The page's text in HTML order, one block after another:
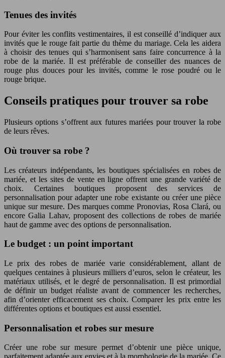
Tenues des invités
Pour éviter les conflits vestimentaires, il est conseillé d’indiquer aux
invités que le rouge fait partie du thème du mariage. Cela les aidera
à choisir des tenues qui s’harmonisent sans faire concurrence à la
robe de la mariée. Il est préférable de conseiller des nuances de
rouge plus douces pour les invités, comme le rose poudré ou le
rouge brique.
Conseils pratiques pour trouver sa robe
Plusieurs options s’offrent aux futures mariées pour trouver la robe
de leurs rêves.
Où trouver sa robe ?
Les créateurs indépendants, les boutiques spécialisées en robes de
mariée, et les sites de vente en ligne offrent une grande variété de
choix. Certaines boutiques proposent des services de
personnalisation pour adapter une robe existante ou créer une pièce
unique sur mesure. Des marques comme Pronovias, Rosa Clará, ou
encore Galia Lahav, proposent des collections de robes de mariée
haut de gamme avec des options de personnalisation.
Le budget : un point important
Le prix des robes de mariée varie considérablement, allant de
quelques centaines à plusieurs milliers d’euros, selon le créateur, les
matériaux utilisés, et le degré de personnalisation. Il est primordial
de définir un budget réaliste avant de commencer les recherches,
afin d’orienter efficacement ses choix. Comparer les prix entre les
différentes options et boutiques est aussi essentiel.
Personnalisation et robes sur mesure
Créer une robe sur mesure permet d’obtenir une pièce unique,